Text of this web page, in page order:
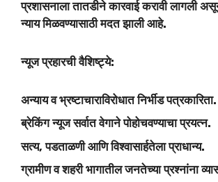
प्रशासनाला तातडीने कारवाई करावी लागली
न्याय मिळवण्यासाठी मदत झाली आहे.
न्यूज प्रहारची वैशिष्ट्ये:
अन्याय व भ्रष्टाचाराविरोधात निर्भीड पत्रकारिता.
ब्रेकिंग न्यूज सर्वात वेगाने पोहोचवण्याचा प्रयत्न.
सत्य, पडताळणी आणि विश्वासार्हतेला प्राधान्य.
ग्रामीण व शहरी भागातील जनतेच्या प्रश्नांना